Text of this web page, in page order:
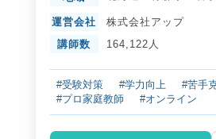
運営会社
株式会社アップ
講師数
164,122人
#受験対策 #学力向上 #苦手
#プロ家庭教師
#オンライン